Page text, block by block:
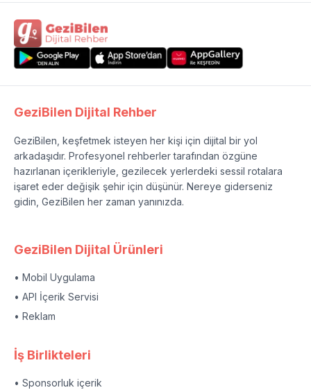
GeziBilen Dijital Rehber
GeziBilen, keşfetmek isteyen her kişi için dijital bir yol
arkadaşıdır. Profesyonel rehberler tarafından özgüne
hazırlanan içerikleriyle, gezilecek yerlerdeki sessil rotalara
işaret eder değişik şehir için düşünür. Nereye giderseniz
gidin, GeziBilen her zaman yanınızda.
GeziBilen Dijital Ürünleri
• Mobil Uygulama
• API İçerik Servisi
• Reklam
İş Birlikteleri
• Sponsorluk içerik